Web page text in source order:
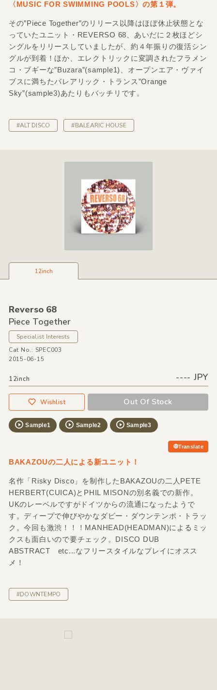
〈MUSIC FOR SWIMMING POOLS〉の第１弾。
その”Piece Together”のリリース以降はほぼ休止状態とな
っていたユニット・REVERSO 68、あいだに２枚ほどシ
ングルをリリースしていましたが、約４年振りの復活シン
グルが到着！ほか、エレクトリックに変調されたフラメン
コ・ブギーな”Buzara”(sample1)、オープンエア・ヴァイ
ブスに満ちたバレアリック・トランス”Orange
Sky”(sample3)あたりもバッチリです。
#ALT DISCO #BALEARIC HOUSE
12inch
Reverso 68
Piece Together
Specialist Interests
Cat No.: SPEC003
2015-06-15
12inch ---- JPY
Wishlist Out Of Stock
Sample1 Sample2 Sample3
Translate
BAKAZOUの二人による新ユニット！
名作「Risky Disco」を制作したBAKAZOUの二人PETE
HERBERT(CUICA)とPHIL MISONの別名義での新作。
UKのレーベルですがドイツからの流通になったようで
す。ディープで伸びやかなダビー・ダウンテンポ・トラッ
ク。今回も激渋！！！MANHEAD(HEADMAN)によるミッ
クスも面白いので要チェック。DISCO DUB
ABSTRACT etc...なフリースタイルなプレイにオスス
メ！
#DOWNTEMPO